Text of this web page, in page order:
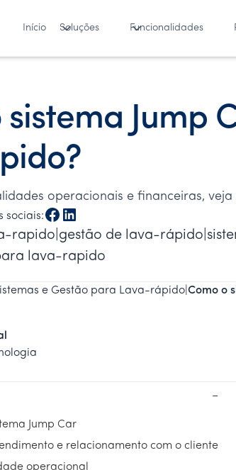
Início Soluções Funcionalidades
sistema Jump
operacionais e financeiras,
sociais:
rapido|gestão de lava-
lava-rapido
e Gestão para Lava-rápido |Como o
−
Jump Car
e relacionamento com o cliente
operacional